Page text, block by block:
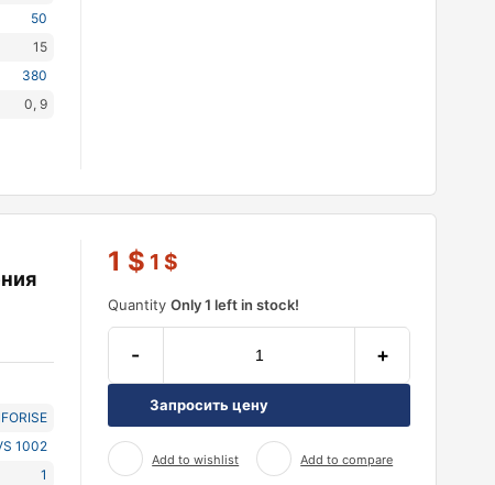
50
15
380
0, 9
1002
1
1 $ 1 $
QuantityOnly 1 left in stock!
- +
Запросить цену
Add to wishlist Add to compare